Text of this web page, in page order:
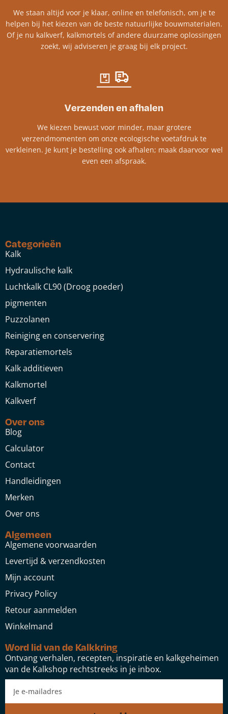
We staan altijd voor je klaar, online en telefonisch, om je te
helpen bij het kiezen van de beste natuurlijke bouwmaterialen.
Of je nu kalkverf, kalkmortels of andere duurzame oplossingen
zoekt, wij adviseren je graag bij elk project.​
Verzenden en afhalen
We kiezen bewust voor minder, maar grotere
verzendmomenten om onze ecologische voetafdruk te
verkleinen. Je kunt je bestelling ook afhalen; maak daarvoor wel
even een afspraak.
Categorieën
Kalk
Hydraulische kalk
Luchtkalk CL90 (Droog poeder)
pigmenten
Puzzolanen
Reiniging en conservering
Reparatiemortels
Kalk additieven
Kalkmortel
Kalkverf
Over ons
Blog
Calculator
Contact
Handleidingen
Merken
Over ons
Algemeen
Algemene voorwaarden
Levertijd & verzendkosten
Mijn account
Privacy Policy
Retour aanmelden
Winkelmand
Word lid van de Kalkkring
Ontvang verhalen, recepten, inspiratie en kalkgeheimen
van de Kalkshop rechtstreeks in je inbox.